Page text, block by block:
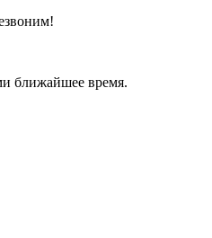
ближайшее время.